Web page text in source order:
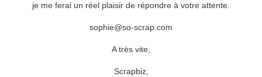
je me ferai un réel plaisir de répondre à votre attente.
sophie@so-scrap.com
A très vite,
Scrapbiz,